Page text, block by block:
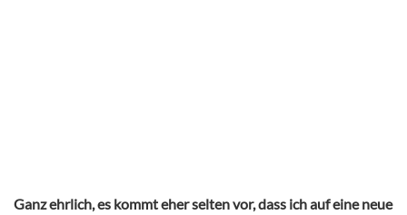
Ganz ehrlich, es kommt eher selten vor, dass ich auf eine neue